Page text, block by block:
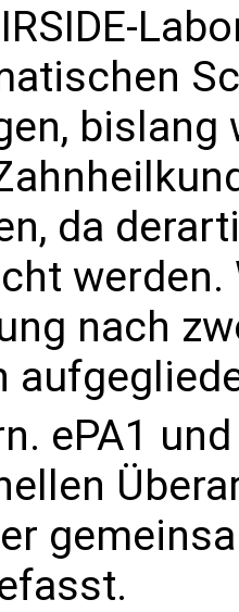
da
nach
ePA1